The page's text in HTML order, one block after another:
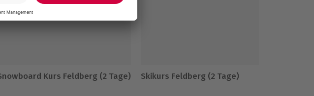
Kurs Feldberg (2 Tage) Skikurs Feldberg (2 Tage)